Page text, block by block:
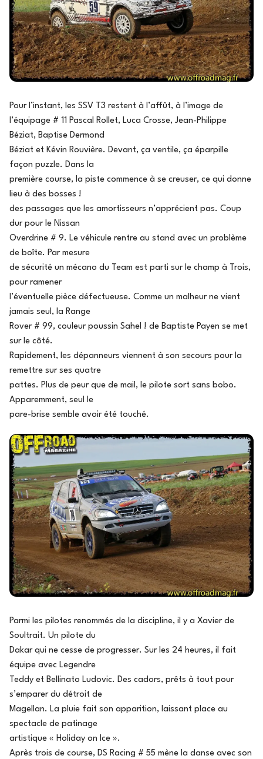
Pour l’instant, les SSV T3 restent à l’affût, à l’image de
l’équipage # 11 Pascal Rollet, Luca Crosse, Jean-Philippe
Béziat, Baptise Dermond
Béziat et Kévin Rouvière. Devant, ça ventile, ça éparpille
façon puzzle. Dans la
première course, la piste commence à se creuser, ce qui donne
lieu à des bosses !
des passages que les amortisseurs n’apprécient pas. Coup
dur pour le Nissan
Overdrine # 9. Le véhicule rentre au stand avec un problème
de boîte. Par mesure
de sécurité un mécano du Team est parti sur le champ à Trois,
pour ramener
l’éventuelle pièce défectueuse. Comme un malheur ne vient
jamais seul, la Range
Rover # 99, couleur poussin Sahel ! de Baptiste Payen se met
sur le côté.
Rapidement, les dépanneurs viennent à son secours pour la
remettre sur ses quatre
pattes. Plus de peur que de mail, le pilote sort sans bobo.
Apparemment, seul le
pare-brise semble avoir été touché.
Parmi les pilotes renommés de la discipline, il y a Xavier de
Soultrait. Un pilote du
Dakar qui ne cesse de progresser. Sur les 24 heures, il fait
équipe avec Legendre
Teddy et Bellinato Ludovic. Des cadors, prêts à tout pour
s’emparer du détroit de
Magellan. La pluie fait son apparition, laissant place au
spectacle de patinage
artistique « Holiday on Ice ».
Après trois de course, DS Racing # 55 mène la danse avec son